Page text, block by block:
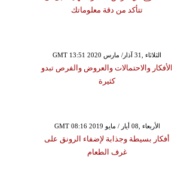
تتأكد من دقة معلوماتك
GMT 13:51 2020 الثلاثاء ,31 آذار/ مارس
الأفكار والاحتمالات والعروض والفرص تبدو
كثيرة
GMT 08:16 2019 الأربعاء ,08 أيار / مايو
أفكار بسيطة وجذابة لإضفاء الرونق على
غرف الطعام